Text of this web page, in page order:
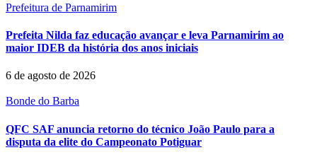
Prefeitura de Parnamirim
Prefeita Nilda faz educação avançar e leva Parnamirim ao
maior IDEB da história dos anos iniciais
6 de agosto de 2026
Bonde do Barba
QFC SAF anuncia retorno do técnico João Paulo para a
disputa da elite do Campeonato Potiguar